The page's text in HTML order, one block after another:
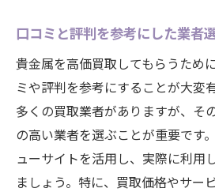
口コミと評判を参考にした業者
貴金属を高価買取してもらうため
ミや評判を参考にすることが大変
多くの買取業者がありますが、そ
の高い業者を選ぶことが重要です
ューサイトを活用し、実際に利用
ましょう。特に、買取価格やサー